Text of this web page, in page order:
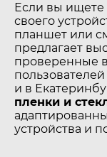
Если вы ищете
своего
планшет или
предлагает
проверенные
и в
пленки и
устройства и